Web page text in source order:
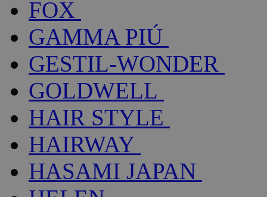
FOX
GAMMA PIÚ
GESTIL-WONDER
GOLDWELL
HAIR STYLE
HAIRWAY
HASAMI JAPAN